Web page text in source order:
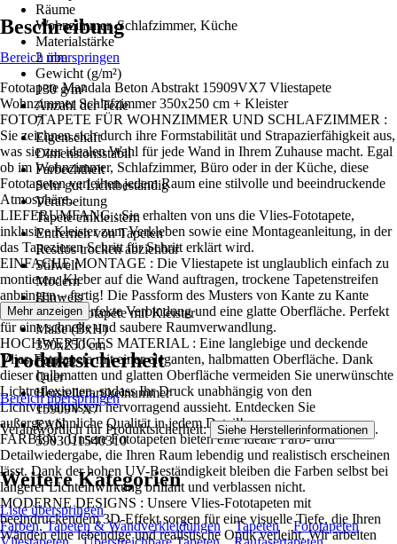
Räume
Wohnzimmer, Schlafzimmer, Küche
Materialstärke
2 mm
Gewicht (g/m²)
130 g/m²
Anzahl der Teile
7
Eigenschaft
Dimensionsstabil
Farbechtheit
Sehr gut Lichtbeständig
Verarbeitung
Tapete einkleistern
Entfernen von Tapeten
Restlos trocken abziehbar
Stilwelt
Modern
Hinweis
Vlies Fototapete mit Kleister
Maße (BxH)
350x250 cm
Format
Quer
Herstellerartikelnummer
15909VX7
EAN
5903011540310
Beschreibung
Bereich überspringen
Fototapete Mandala Beton Abstrakt 15909VX7 Vliestapete
Wohnzimmer Schlafzimmer 350x250 cm + Kleister
FOTOTAPETE FÜR WOHNZIMMER UND SCHLAFZIMMER :
Sie zeichnen sich durch ihre Formstabilität und Strapazierfähigkeit aus,
was sie zur idealen Wahl für jede Wand in Ihrem Zuhause macht. Egal
ob im Wohnzimmer, Schlafzimmer, Büro oder in der Küche, diese
Fototapeten verleihen jedem Raum eine stilvolle und beeindruckende
Atmosphäre..
LIEFERUMFANG : Sie erhalten von uns die Vlies-Fototapete,
inklusive Kleister zum Verkleben sowie eine Montageanleitung, in der
das Tapezieren Schritt für Schritt erklärt wird.
EINFACHE MONTAGE : Die Vliestapete ist unglaublich einfach zu
montieren: Kleber auf die Wand auftragen, trockene Tapetenstreifen
anbringen – fertig! Die Passform des Musters von Kante zu Kante
sorgt für eine perfekte Verbindung und eine glatte Oberfläche. Perfekt
für eine schnelle und saubere Raumverwandlung.
HOCHWERTIGES MATERIAL : Eine langlebige und deckende
Vlies-Fototapete mit einer eleganten, halbmatten Oberfläche. Dank
dieser halbmatten und glatten Oberfläche vermeiden Sie unerwünschte
Lichtreflexionen, sodass Ihr Druck unabhängig von den
Lichtverhältnissen hervorragend aussieht. Entdecken Sie
außergewöhnliche Qualität in jedem Detail!
FARBEN : Unsere Fototapeten bieten eine ideale Farb- und
Detailwiedergabe, die Ihren Raum lebendig und realistisch erscheinen
lässt. Dank der hohen UV-Beständigkeit bleiben die Farben selbst bei
längerer Lichteinwirkung brillant und verblassen nicht.
MODERNE DESIGNS : Unsere Vlies-Fototapeten mit
beeindruckendem 3D-Effekt sorgen für eine visuelle Tiefe, die Ihren
Wänden eine lebendige und realistische Optik verleiht. Wir arbeiten
Mehr anzeigen
Produktsicherheit
Bereich überspringen
Verantwortlich für Produktsicherheit: Siehe Herstellerinformationen .
Weitere Kategorien
Liste überspringen
Farben, Tapeten & Wandverkleidungen
Tapeten
Fototapeten